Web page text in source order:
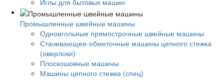
Иглы для бытовых машин
Промышленные швейные машины
Одноигольные прямострочные швейные машины
Стачивающее-обметочные машины цепного стежка
(оверлоки)
Плоскошовные машины
Машины цепного стежка (спец)